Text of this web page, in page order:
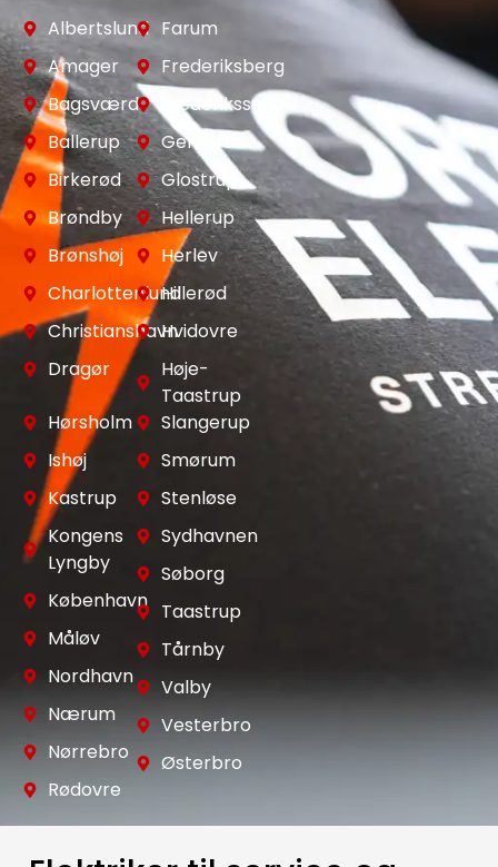
Albertslund
Amager
Bagsværd
Ballerup
Birkerød
Brøndby
Brønshøj
Charlottenlund
Christianshavn
Dragør
Farum
Frederiksberg
Frederikssund
Gentofte
Glostrup
Hellerup
Herlev
Hillerød
Hvidovre
Høje-
Taastrup
Hørsholm
Ishøj
Kastrup
Kongens
Lyngby
København
Måløv
Nordhavn
Nærum
Nørrebro
Rødovre
Slangerup
Smørum
Stenløse
Sydhavnen
Søborg
Taastrup
Tårnby
Valby
Vesterbro
Østerbro